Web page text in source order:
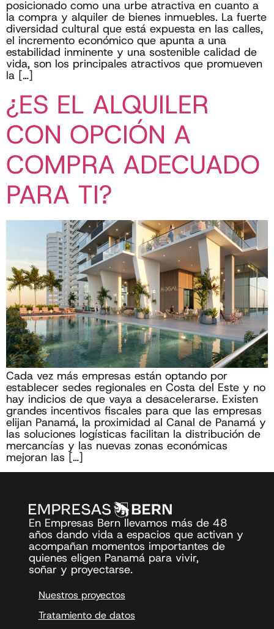
posicionado como una urbe atractiva en cuanto a
la compra y alquiler de bienes inmuebles. La fuerte
diversidad cultural que está expuesta en las calles,
el incremento económico que apunta a una
estabilidad inminente y una sostenible calidad de
vida, son los principales atractivos que promueven
la […]
¿ES EL ALQUILER
CON OPCIÓN A
COMPRA ADECUADO
PARA TI?
Cada vez más empresas están optando por
establecer sedes regionales en Costa del Este y no
hay indicios de que vaya a desacelerarse. Existen
grandes incentivos fiscales para que las empresas
elijan Panamá, la proximidad al Canal de Panamá y
las soluciones logísticas facilitan la distribución de
mercancías y las nuevas zonas económicas
mejoran las […]
En Empresas Bern llevamos más de 48
años dando vida a espacios que activan y
acompañan momentos importantes de
quienes eligen Panamá para vivir,
soñar y proyectarse.
Nuestros proyectos
Tratamiento de datos